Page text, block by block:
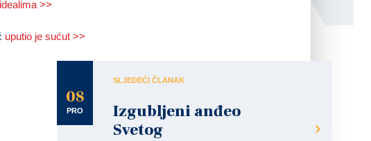
>>
uputio je sućut >>
08
PRO
SLJEDEĆI ČLANAK
Izgubljeni anđeo
Svetog